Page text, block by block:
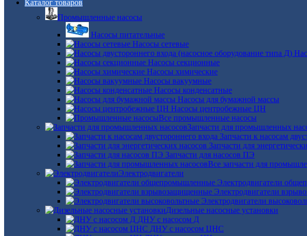
Каталог товаров
Промышленные насосы
Насосы питательные
Насосы сетевые
Насосы секционные
Насосы химические
Насосы вакуумные
Насосы конденсатные
Насосы для бумажной массы
Насосы центробежные ЦН
Все промышленные насосы
Запчасти для промышленных
Запчасти к насосам
Запчасти для
Запчасти для насосов ПЭ
Все запчасти для
Электродвигатели
Электродвигатели
Электродвигатели
Электродвигатели
Дизельные насосные установки
ДНУ с насосом Д
ДНУ с насосом ЦНС